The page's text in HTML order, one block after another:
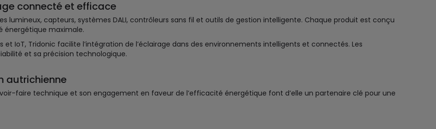
connecté et efficace
lumineux, capteurs, systèmes DALI, contrôleurs sans fil et outils de gestion intelligente. Chaque produit est conçu
énergétique maximale.
IoT, Tridonic facilite l’intégration de l’éclairage dans des environnements intelligents et connectés. Les
et sa précision technologique.
autrichienne
faire technique et son engagement en faveur de l’efficacité énergétique font d’elle un partenaire clé pour une